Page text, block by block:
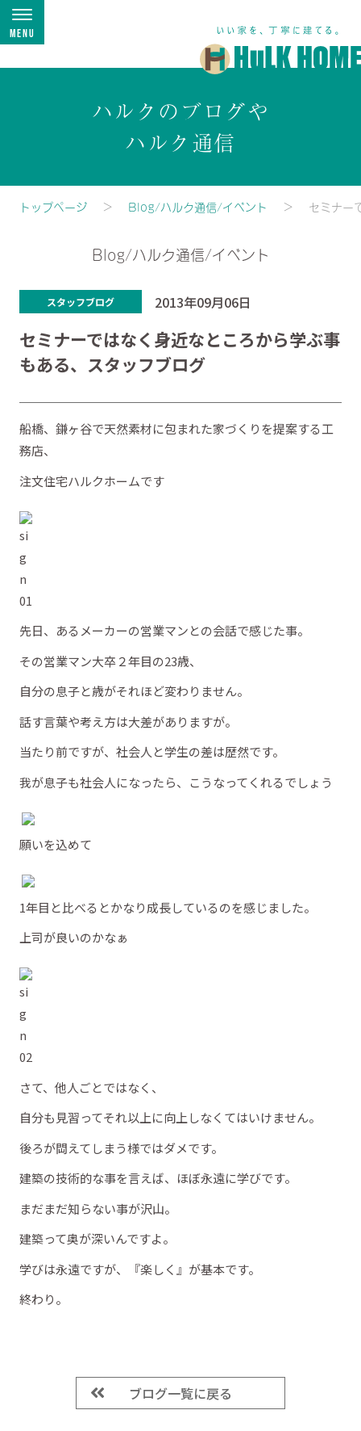
Menu
ハルクのブログや
ハルク通信
トップページ Blog/ハルク通信/イベント セミナー
Blog/ハルク通信/イベント
スタッフブログ 2013年09月06日
セミナーではなく身近なところから学ぶ事
もある、スタッフブログ
船橋、鎌ヶ谷で天然素材に包まれた家づくりを提案する工
務店、
注文住宅ハルクホームです
先日、あるメーカーの営業マンとの会話で感じた事。
その営業マン大卒２年目の23歳、
自分の息子と歳がそれほど変わりません。
話す言葉や考え方は大差がありますが。
当たり前ですが、社会人と学生の差は歴然です。
我が息子も社会人になったら、こうなってくれるでしょう
願いを込めて
1年目と比べるとかなり成長しているのを感じました。
上司が良いのかなぁ
さて、他人ごとではなく、
自分も見習ってそれ以上に向上しなくてはいけません。
後ろが閊えてしまう様ではダメです。
建築の技術的な事を言えば、ほぼ永遠に学びです。
まだまだ知らない事が沢山。
建築って奥が深いんですよ。
学びは永遠ですが、『楽しく』が基本です。
終わり。
ブログ一覧に戻る